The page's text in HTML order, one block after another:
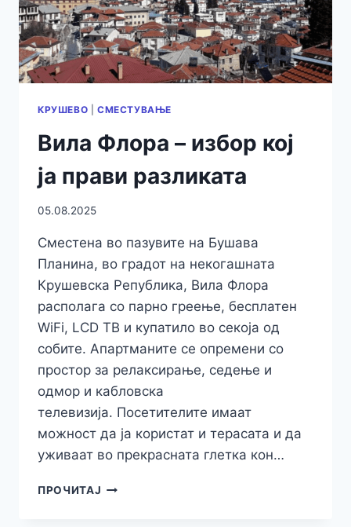
КРУШЕВО СМЕСТУВАЊЕ
Вила Флора – избор кој
ја прави разликата
05.08.2025
Сместена во пазувите на Бушава
Планина, во градот на некогашната
Крушевска Република, Вила Флора
располага со парно греење, бесплатен
WiFi, LCD ТВ и купатило во секоја од
собите. Апартманите се опремени со
простор за релаксирање, седење и
одмор и кабловска
телевизија. Посетителите имаат
можност да ја користат и терасата и да
уживаат во прекрасната глетка кон…
ПРОЧИТАЈ ВИЛА